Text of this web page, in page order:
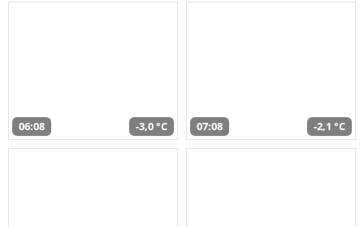
06:08 -3,0 °C 07:08 -2,1 °C